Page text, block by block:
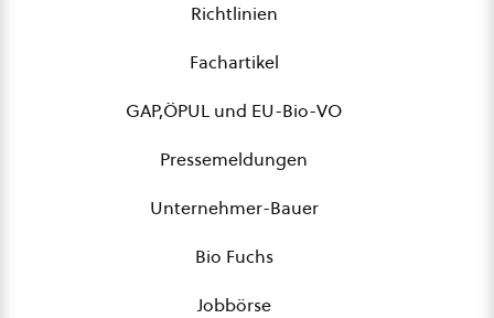
Richtlinien
Fachartikel
GAP,ÖPUL und EU-Bio-VO
Pressemeldungen
Unternehmer-Bauer
Bio Fuchs
Jobbörse